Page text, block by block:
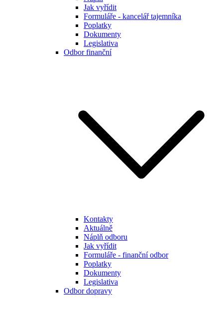
Jak vyřídit
Formuláře - kancelář tajemníka
Poplatky
Dokumenty
Legislativa
Odbor finanční
Kontakty
Aktuálně
Náplň odboru
Jak vyřídit
Formuláře - finanční odbor
Poplatky
Dokumenty
Legislativa
Odbor dopravy